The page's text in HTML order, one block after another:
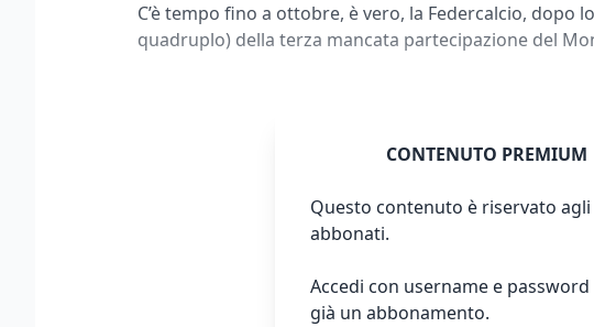
C’è tempo fino a ottobre, è vero, la Federcalcio, dopo
quadruplo) della terza mancata partecipazione del
CONTENUTO PREMIUM
Questo contenuto è riservato agli
abbonati.
Accedi con username e password
già un abbonamento.